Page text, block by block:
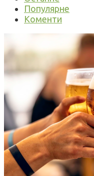
Популярне
Коменти